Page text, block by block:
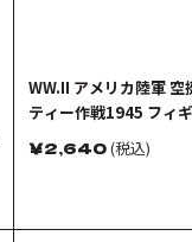
WW.II アメリカ陸軍 空
ティー作戦1945 フィ
￥2,640(税込)